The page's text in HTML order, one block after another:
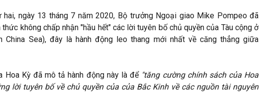
hai, ngày 13 tháng 7 năm 2020, Bộ trưởng Ngoại giao Mike Pompeo đã
không chấp nhận "hầu hết" các lời tuyên bố chủ quyền của Tàu cộng ở
China Sea), đây là hành động leo thang mới nhất về căng thẳng giữa
Hoa Kỳ đã mô tả hành động này là để "tăng cường chính sách của Hoa
lời tuyên bố về chủ quyền của của Bắc Kinh về các nguồn tài nguyên